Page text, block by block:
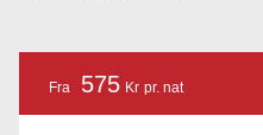
Fra 575 Kr pr. nat